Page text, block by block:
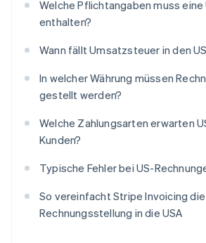
Welche Pflichtangaben muss eine
enthalten?
Wann fällt Umsatzsteuer in den
In welcher Währung müssen
gestellt werden?
Welche Zahlungsarten erwarten
Kunden?
Typische Fehler bei US-
So vereinfacht Stripe Invoicing die
Rechnungsstellung in die USA